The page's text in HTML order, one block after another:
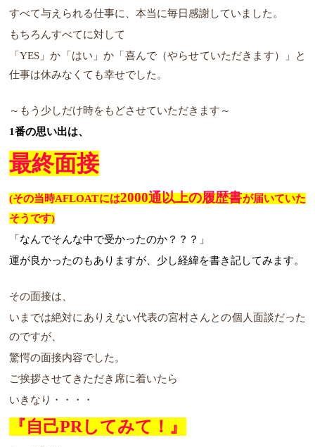
すべて与えられる仕事に、本当に毎日感謝していました。
もちろんすべてに対して
「YES」か「はい」か「喜んで（やらせていただきます）」と
仕事は休みなくても幸せでした。
～もう少しだけ時をもどさせていただきます～
1番の思い出は、
最終面接
(その当時AFLOATには2000通以上の履歴書が届いていた
そうです)
「なんでそんな中で受かったのか？？？」
運が良かったのもありますが、少し経緯を書き記してみます。
その面接は、
いまでは絶対にありえない代表の宮村さんとの個人面談だった
のですが、
驚愕の面接内容でした。
ご挨拶させてきただき席に着いたら
いきなり・・・・
『自己PRしてみて！』